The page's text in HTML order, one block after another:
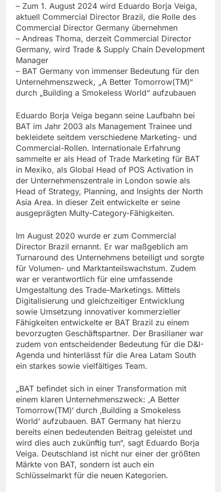
– Zum 1. August 2024 wird Eduardo Borja Veiga,
aktuell Commercial Director Brazil, die Rolle des
Commercial Director Germany übernehmen
– Andreas Thoma, derzeit Commercial Director
Germany, wird Trade & Supply Chain Development
Manager
– BAT Germany von immenser Bedeutung für den
Unternehmenszweck, „A Better Tomorrow(TM)“
durch „Building a Smokeless World“ aufzubauen
Eduardo Borja Veiga begann seine Laufbahn bei
BAT im Jahr 2003 als Management Trainee und
bekleidete seitdem verschiedene Marketing- und
Commercial-Rollen. Internationale Erfahrung
sammelte er als Head of Trade Marketing für BAT
in Mexiko, als Global Head of POS Activation in
der Unternehmenszentrale in London sowie als
Head of Strategy, Planning, and Insights der North
Asia Area. In dieser Zeit entwickelte er seine
ausgeprägten Multy-Category-Fähigkeiten.
Im August 2020 wurde er zum Commercial
Director Brazil ernannt. Er war maßgeblich am
Turnaround des Unternehmens beteiligt und sorgte
für Volumen- und Marktanteilswachstum. Zudem
war er verantwortlich für eine umfassende
Umgestaltung des Trade-Marketings. Mittels
Digitalisierung und gleichzeitiger Entwicklung
sowie Umsetzung innovativer kommerzieller
Fähigkeiten entwickelte er BAT Brazil zu einem
bevorzugten Geschäftspartner. Der Brasilianer war
zudem von entscheidender Bedeutung für die D&I-
Agenda und hinterlässt für die Area Latam South
ein starkes sowie vielfältiges Team.
„BAT befindet sich in einer Transformation mit
einem klaren Unternehmenszweck: ‚A Better
Tomorrow(TM)‘ durch ‚Building a Smokeless
World‘ aufzubauen. BAT Germany hat hierzu
bereits einen bedeutenden Beitrag geleistet und
wird dies auch zukünftig tun“, sagt Eduardo Borja
Veiga. Deutschland ist nicht nur einer der größten
Märkte von BAT, sondern ist auch ein
Schlüsselmarkt für die neuen Kategorien.